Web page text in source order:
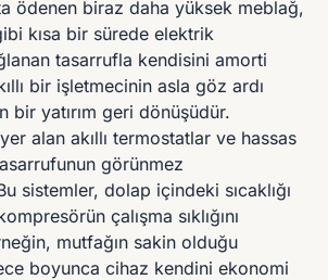
ödenen biraz daha yüksek meblağ,
kısa bir sürede elektrik
tasarrufla kendisini amorti
bir işletmecinin asla göz ardı
bir yatırım geri dönüşüdür.
alan akıllı termostatlar ve hassas
görünmez
sistemler, dolap içindeki sıcaklığı
çalışma sıklığını
mutfağın sakin olduğu
boyunca cihaz kendini ekonomi